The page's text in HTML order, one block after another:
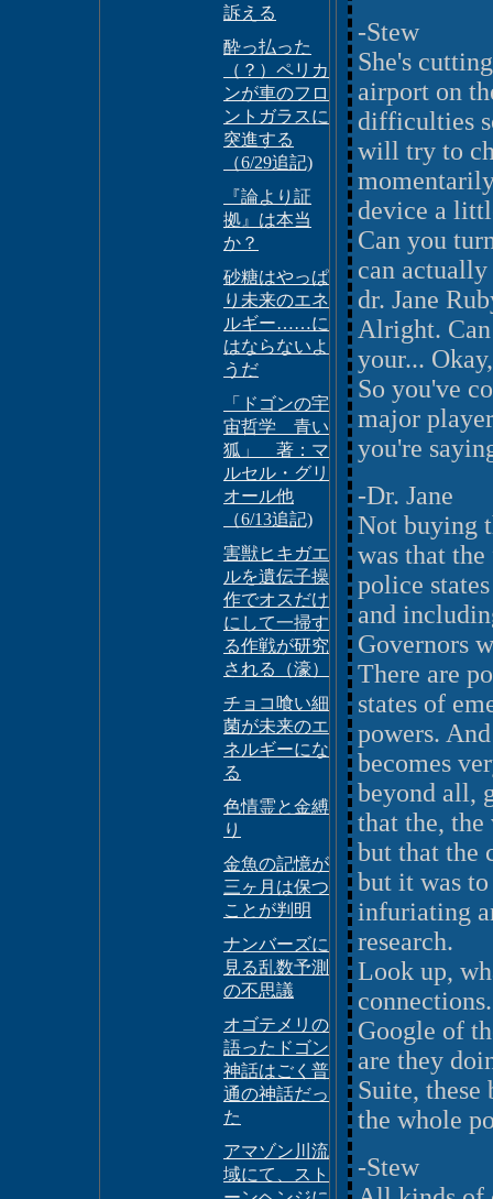
訴える
酔っ払った
（？）ペリカ
ンが車のフロ
ントガラスに
突進する
（6/29追記)
『論より証
拠』は本当
か？
砂糖はやっぱ
り未来のエネ
ルギー……に
はならないよ
うだ
「ドゴンの宇
宙哲学 青い
狐」 著：マ
ルセル・グリ
オール他
（6/13追記)
害獣ヒキガエ
ルを遺伝子操
作でオスだけ
にして一掃す
る作戦が研究
される（濠）
チョコ喰い細
菌が未来のエ
ネルギーにな
る
色情霊と金縛
り
金魚の記憶が
三ヶ月は保つ
ことが判明
ナンバーズに
見る乱数予測
の不思議
オゴテメリの
語ったドゴン
神話はごく普
通の神話だっ
た
アマゾン川流
域にて、スト
-Stew
She's
airport on
difficulties
will try to
device a
Can you
can
dr. Jane
Alright.
your...
So you've
major
you're
-Dr. Jane
Not buying
was that
police
and
Governors
There are
states of
powers.
becomes
beyond all,
that the, the
but that the
but it was
infuriating
research.
Look up,
Google of
are they
Suite, these
the whole
-Stew